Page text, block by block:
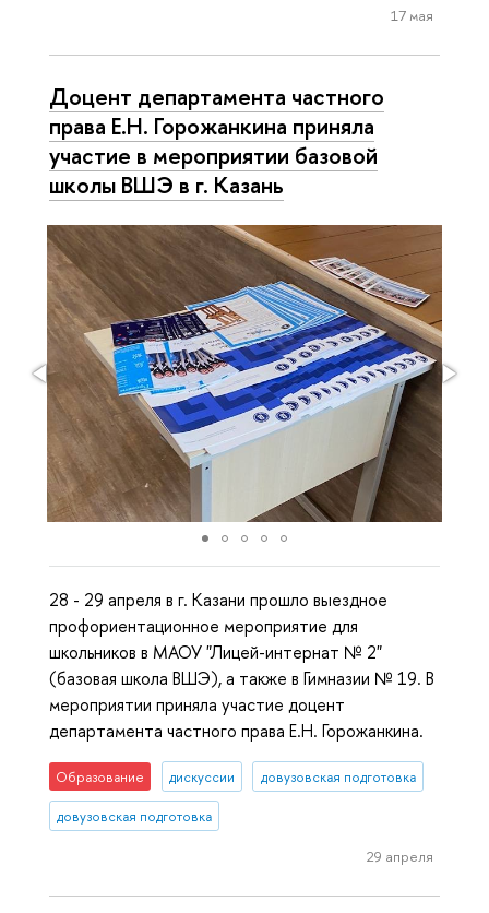
17 мая
Доцент департамента частного
права Е.Н. Горожанкина приняла
участие в мероприятии базовой
школы ВШЭ в г. Казань
28 - 29 апреля в г. Казани прошло выездное
профориентационное мероприятие для
школьников в МАОУ "Лицей-интернат № 2"
(базовая школа ВШЭ), а также в Гимназии № 19. В
мероприятии приняла участие доцент
департамента частного права Е.Н. Горожанкина.
Образование дискуссии довузовская подготовка
довузовская подготовка
29 апреля